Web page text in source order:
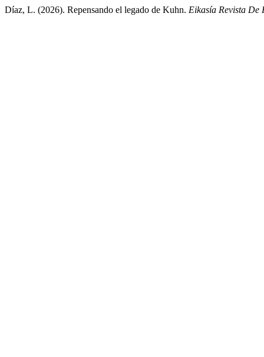
Díaz, L. (2026). Repensando el legado de Kuhn. Eikasía Revista De